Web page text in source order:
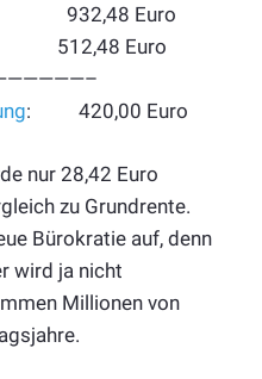
Euro
Euro
: 420,00 Euro
nur 28,42 Euro
zu Grundrente.
Bürokratie auf, denn
wird ja nicht
Millionen von